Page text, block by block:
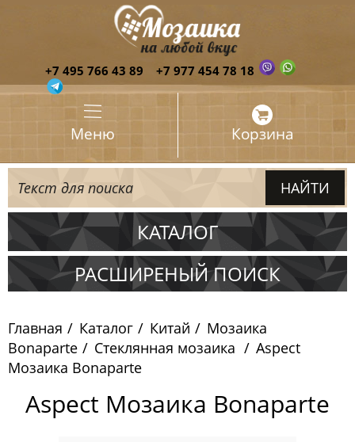
+7 495 766 43 89 +7 977 454 78 18
Меню Корзина
КАТАЛОГ
Испания
Китай
Pixelmosaic
Зеркала NS Bath
РАСШИРЕНЫЙ ПОИСК
Главная Каталог Китай
Мозаика
Bonaparte
Стеклянная мозаика
Aspect
Мозаика Bonaparte
Aspect Мозаика Bonaparte